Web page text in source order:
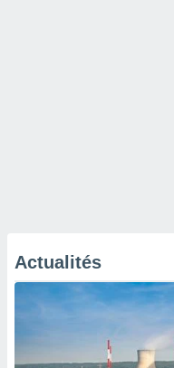
Actualités